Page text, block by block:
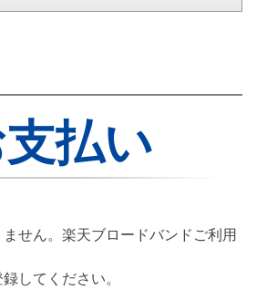
払い
せん。楽天ブロードバンドご利用
してください。